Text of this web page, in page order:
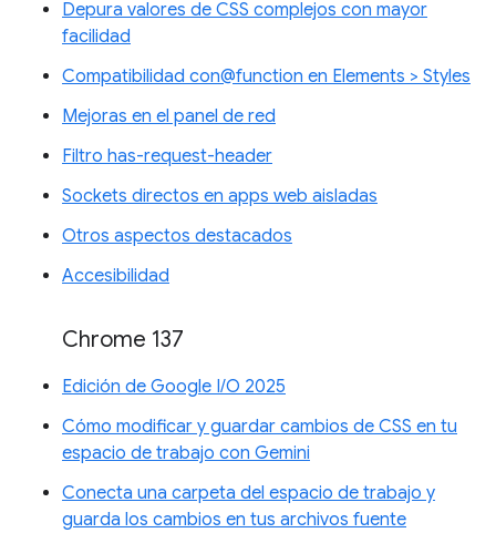
Depura valores de CSS complejos con mayor
facilidad
Compatibilidad con@function en Elements > Styles
Mejoras en el panel de red
Filtro has-request-header
Sockets directos en apps web aisladas
Otros aspectos destacados
Accesibilidad
Chrome 137
Edición de Google I/O 2025
Cómo modificar y guardar cambios de CSS en tu
espacio de trabajo con Gemini
Conecta una carpeta del espacio de trabajo y
guarda los cambios en tus archivos fuente